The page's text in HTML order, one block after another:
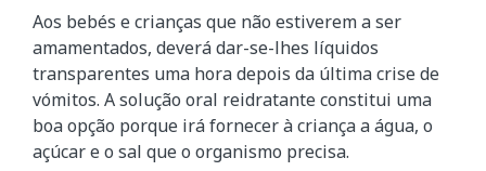
Aos bebés e crianças que não estiverem a ser
amamentados, deverá dar-se-lhes líquidos
transparentes uma hora depois da última crise de
vómitos. A solução oral reidratante constitui uma
boa opção porque irá fornecer à criança a água, o
açúcar e o sal que o organismo precisa.